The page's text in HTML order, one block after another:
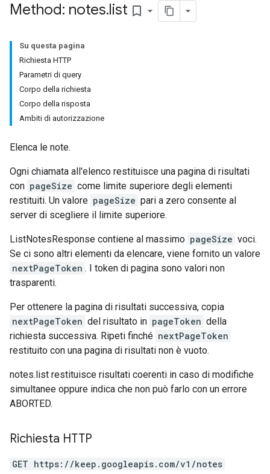
Method: notes.list bookmark_border
Su questa pagina
Richiesta HTTP
Parametri di query
Corpo della richiesta
Corpo della risposta
Ambiti di autorizzazione
Elenca le note.
Ogni chiamata all'elenco restituisce una pagina di risultati
con pageSize come limite superiore degli elementi
restituiti. Un valore pageSize pari a zero consente al
server di scegliere il limite superiore.
ListNotesResponse contiene al massimo pageSize voci.
Se ci sono altri elementi da elencare, viene fornito un valore
nextPageToken . I token di pagina sono valori non
trasparenti.
Per ottenere la pagina di risultati successiva, copia
nextPageToken del risultato in pageToken della
richiesta successiva. Ripeti finché nextPageToken
restituito con una pagina di risultati non è vuoto.
notes.list restituisce risultati coerenti in caso di modifiche
simultanee oppure indica che non può farlo con un errore
ABORTED.
Richiesta HTTP
GET https://keep.googleapis.com/v1/notes